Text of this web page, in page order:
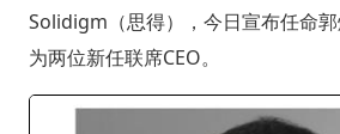
Solidigm（思得），今日宣布任命
为两位新任联席CEO。